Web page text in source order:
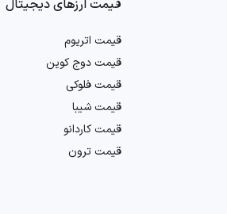
ما است. این تحلیل شامل بررسی احساسات
اهمیت دارد.
با استفاده از ترکیبی
چشم‌اندازی واقع‌بینانه و علمی از ارز لونا خواهد
و تحلیلگران معمولاً از روش‌ها و تایم
قیمت ارزهای دیجیتال
قیمت اتریوم
قیمت دوج کوین
قیمت فلوکی
قیمت شیبا
قیمت کاردانو
قیمت ترون